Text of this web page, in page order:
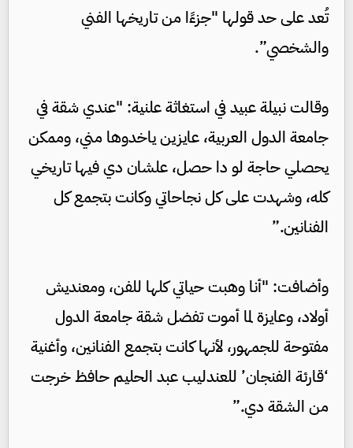
تُعد على حد قولها "جزءًا من تاريخها الفني
والشخصي”.
وقالت نبيلة عبيد في استغاثة علنية: "عندي شقة في
جامعة الدول العربية، عايزين ياخدوها مني، وممكن
يحصلي حاجة لو دا حصل، علشان دي فيها تاريخي
كله، وشهدت على كل نجاحاتي وكانت بتجمع كل
الفنانين.”
وأضافت: "أنا وهبت حياتي كلها للفن، ومعنديش
أولاد، وعايزة لما أموت تفضل شقة جامعة الدول
مفتوحة للجمهور، لأنها كانت بتجمع الفنانين، وأغنية
‘قارئة الفنجان’ للعندليب عبد الحليم حافظ خرجت
من الشقة دي.”